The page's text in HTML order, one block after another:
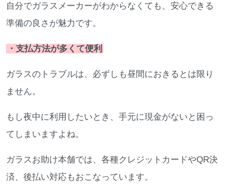
自分でガラスメーカーがわからなくても、安心できる
準備の良さが魅力です。
・支払方法が多くて便利
ガラスのトラブルは、必ずしも昼間におきるとは限り
ません。
もし夜中に利用したいとき、手元に現金がないと困っ
てしまいますよね。
ガラスお助け本舗では、各種クレジットカードやQR決
済、後払い対応もおこなっています。